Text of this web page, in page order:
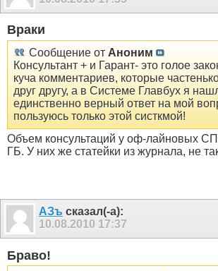
Враки
Сообщение от Аноним
Консультант + и Гарант- это голое
куча комментариев, которые
друг другу, а в Системе Главбух я
единственно верный ответ на мой
пользуюсь только этой систкмой!
Объем консультаций у оф-лайновых
ГБ. У них же статейки из журнала, не
АЗъ сказал(-а):
10.08.2010 17:37
Браво!